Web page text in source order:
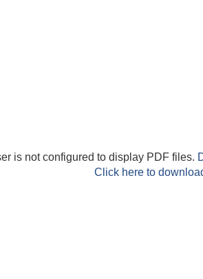
is not configured to display PDF files.
Click here to